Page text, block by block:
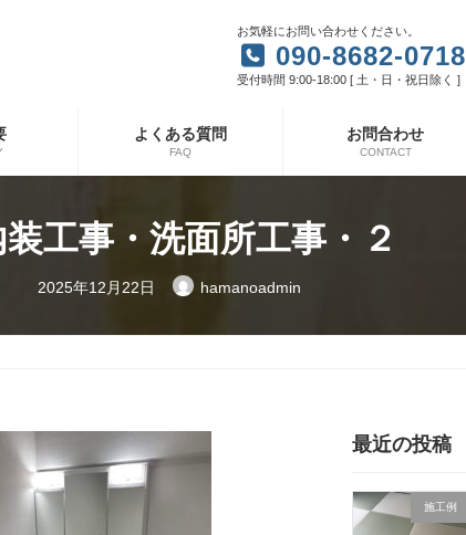
お気軽にお問い合わせください。
090-8682-0718
受付時間 9:00-18:00 [ 土・日・祝日除く ]
よくある質問
FAQ
お問合わせ
CONTACT
工事・洗面所工事・２
最
終
日
2025年12月22日 hamanoadmin
最近の投稿
施工例